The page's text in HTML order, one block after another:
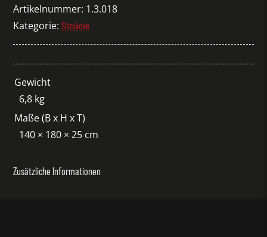
Artikelnummer: 1.3.018
Kategorie:Sitzsäcke
Gewicht
6,8 kg
Maße (B x H x T)
140 × 180 × 25 cm
Zusätzliche Informationen